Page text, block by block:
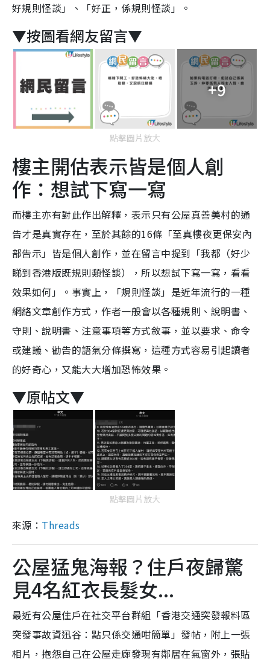
好規則怪談」、「好正，係規則怪談」。
▼按圖看網友留言▼
+9
點擊圖片放大
樓主開估表示皆是個人創
作：想試下寫一寫
而樓主亦有對此作出解釋，表示只有公屋真善美村的通
告才是真實存在，至於其餘的16條「至真樓夜更保安內
部告示」皆是個人創作，並在留言中提到「我都（好少
睇到香港版既規則類怪談），所以想試下寫一寫，看看
效果如何」。事實上，「規則怪談」是近年流行的一種
網絡文章創作方式，作者一般會以各種規則、說明書、
守則、說明書、注意事項等方式敘事，並以要求、命令
或建議、勸告的語氣分條撰寫，這種方式容易引起讀者
的好奇心，又能大大增加恐怖效果。
▼原帖文▼
點擊圖片放大
來源： Threads
公屋猛鬼海報？住戶夜歸驚
見4名紅衣長髮女...
最近有公屋住戶在社交平台群組「香港交通突發報料區
突發事故資迅谷：點只係交通咁簡單」發帖，附上一張
相片，抱怨自己在公屋走廊發現有鄰居在氣窗外，張貼